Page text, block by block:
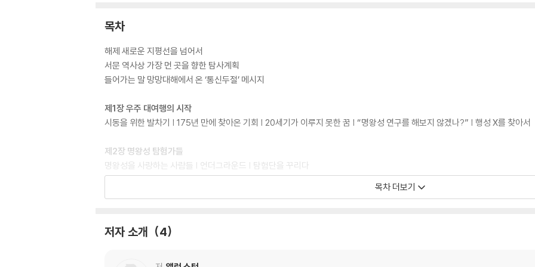
목차
해제 새로운 지평선을 넘어서
서문 역사상 가장 먼 곳을 향한 탐사계획
들어가는 말 망망대해에서 온 ‘통신두절’ 메시지
제1장 우주 대여행의 시작
시동을 위한 발차기 | 175년 만에 찾아온 기회 | 20세기가 이루지 못한 꿈 | “명왕성 연구를 해보지 않겠나?” | 행성 X를 찾아서
제2장 명왕성 탐험가들
명왕성을 사랑하는 사람들 | 언더그라운드 | 탐험단을 꾸리다
목차 더보기
저자 소개 4